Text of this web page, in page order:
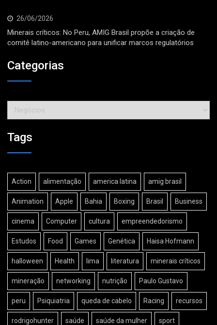
26/06/2026
Minerais críticos: No Peru, AMIG Brasil propõe a criação de
comitê latino-americano para unificar marcos regulatórios
Categorias
Categorias
Tags
Action alimentação america latina amig brasil
Animation Apple Bahia Boxing Brasil Business
cinema Computer cultura empreendedorismo
Estudos Food Games Genética Haisa Hofmann
halloween Health lima literatura minerais críticos
mineração networking nutrição Paulo Gustavo
peru Psiquiatria queda de cabelo Racing recursos
rodrigohunter saúde saúde da mulher sport